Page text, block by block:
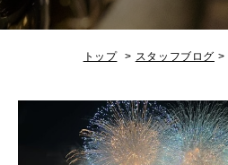
トップ スタッフブログ